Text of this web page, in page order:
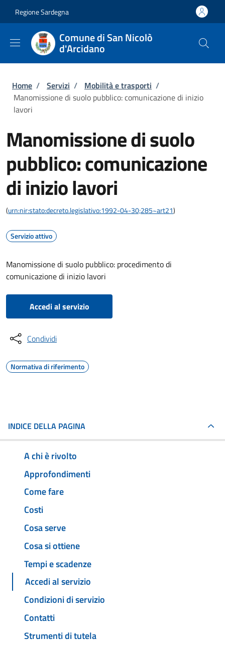
Regione Sardegna
Comune di San Nicolò
d'Arcidano
Briciole di pane
Home / Servizi / Mobilità e trasporti /
Manomissione di suolo pubblico: comunicazione di inizio
lavori
Manomissione di suolo
pubblico: comunicazione
di inizio lavori
(urn:nir:stato:decreto.legislativo:1992-04-30;285~art21)
Servizio attivo
Manomissione di suolo pubblico: procedimento di
comunicazione di inizio lavori
Accedi al servizio
Condividi
Normativa di riferimento
INDICE DELLA PAGINA
A chi è rivolto
Approfondimenti
Come fare
Costi
Cosa serve
Cosa si ottiene
Tempi e scadenze
Accedi al servizio
Condizioni di servizio
Contatti
Strumenti di tutela